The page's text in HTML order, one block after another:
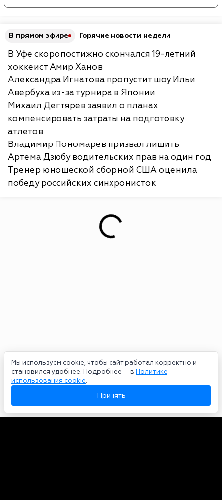
Мы используем cookie, чтобы сайт работал корректно и
становился удобнее. Подробнее — в Политике
использования cookie.
Принять
В прямом эфире Горячие новости недели
В Уфе скоропостижно скончался 19-летний
хоккеист Амир Ханов
Александра Игнатова пропустит шоу Ильи
Авербуха из-за турнира в Японии
Михаил Дегтярев заявил о планах
компенсировать затраты на подготовку
атлетов
Владимир Пономарев призвал лишить
Артема Дзюбу водительских прав на один год
Тренер юношеской сборной США оценила
победу российских синхронисток